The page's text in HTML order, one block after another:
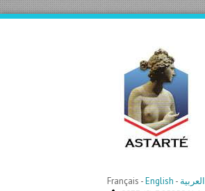
Français -English - العربية